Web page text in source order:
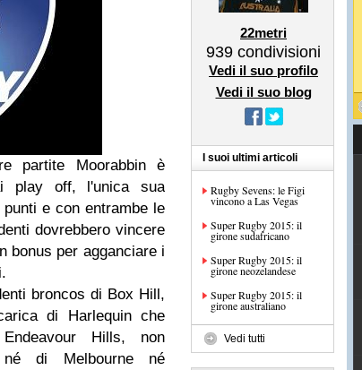
partite Moorabbin è
play off, l'unica sua
e con entrambe le
dovrebbero vincere
bonus per agganciare i
broncos di Box Hill,
di Harlequin che
Hills, non
né di Melbourne né
22metri
939 condivisioni
Vedi il suo profilo
Vedi il suo blog
I suoi ultimi articoli
Rugby Sevens: le Figi
vincono a Las Vegas
Super Rugby 2015: il
girone sudafricano
Super Rugby 2015: il
girone neozelandese
Super Rugby 2015: il
girone australiano
Vedi tutti